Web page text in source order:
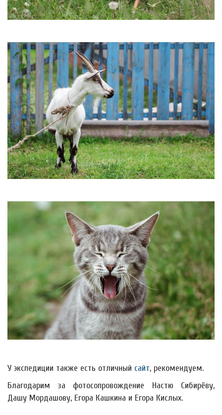
У экспедиции также есть отличный сайт, рекомендуем.
Благодарим за фотосопровождение Настю Сибирёву,
Дашу Мордашову, Егора Кашкина и Егора Кислых.